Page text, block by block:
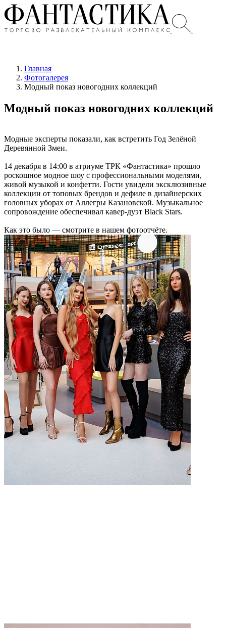
Главная
Фотогалерея
Модный показ новогодних коллекций
Модный показ новогодних коллекций
Модные эксперты показали, как встретить Год Зелёной
Деревянной Змеи.
14 декабря в 14:00 в атриуме ТРК «Фантастика» прошло
роскошное модное шоу с профессиональными моделями,
живой музыкой и конфетти. Гости увидели эксклюзивные
коллекции от топовых брендов и дефиле в дизайнерских
головных уборах от Аллегры Казановской. Музыкальное
сопровождение обеспечивал кавер-дуэт Black Stars.
Как это было — смотрите в нашем фотоотчёте.